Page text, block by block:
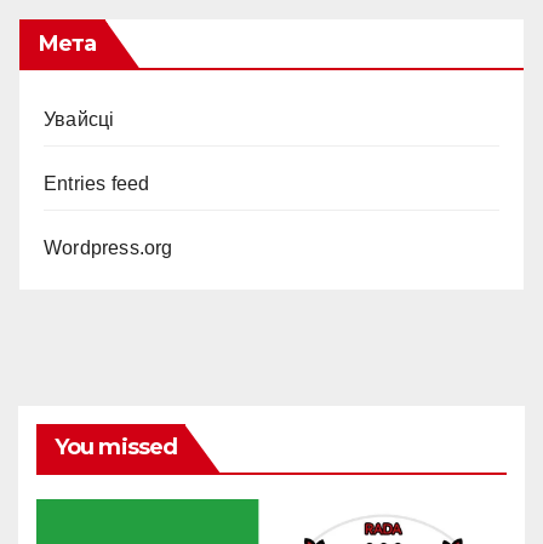
Мета
Увайсці
Entries feed
Wordpress.org
You missed